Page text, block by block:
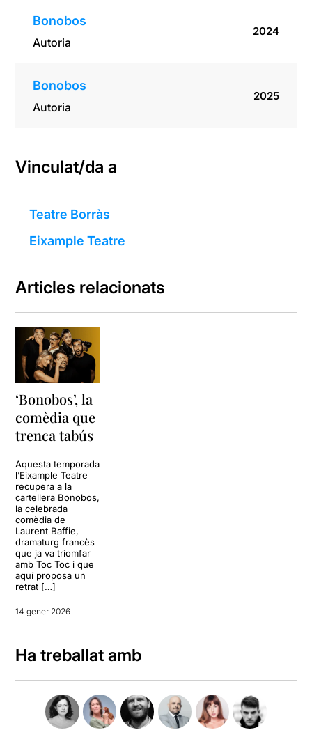
Bonobos
Autoria
2024
Bonobos
Autoria
2025
Vinculat/da a
Teatre Borràs
Eixample Teatre
Articles relacionats
‘Bonobos’, la
comèdia que
trenca tabús
Aquesta temporada
l’Eixample Teatre
recupera a la
cartellera Bonobos,
la celebrada
comèdia de
Laurent Baffie,
dramaturg francès
que ja va triomfar
amb Toc Toc i que
aquí proposa un
retrat […]
14 gener 2026
Ha treballat amb